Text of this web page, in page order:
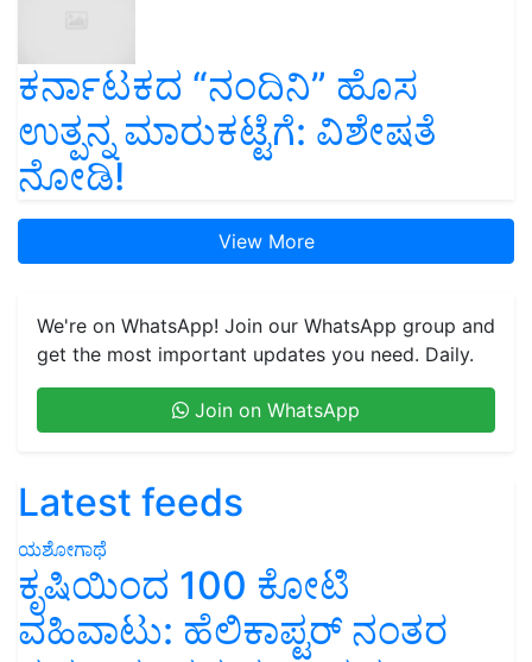
ಕರ್ನಾಟಕದ “ನಂದಿನಿ” ಹೊಸ
ಉತ್ಪನ್ನ ಮಾರುಕಟ್ಟೆಗೆ: ವಿಶೇಷತೆ
ನೋಡಿ!
View More
We're on WhatsApp! Join our WhatsApp group and
get the most important updates you need. Daily.
Join on WhatsApp
Latest feeds
ಯಶೋಗಾಥೆ
ಕೃಷಿಯಿಂದ 100 ಕೋಟಿ
ವಹಿವಾಟು: ಹೆಲಿಕಾಪ್ಟರ್ ನಂತರ